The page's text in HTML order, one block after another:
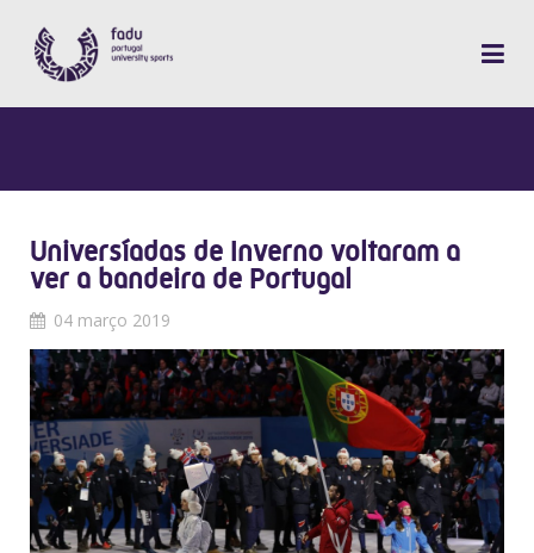
Universíadas de Inverno voltaram a
ver a bandeira de Portugal
04 março 2019